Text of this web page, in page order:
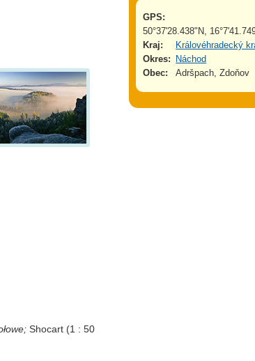
Shocart (1 : 50
GPS:
50°37'28.438"N,
Kraj:
Královéhradecký
Okres:
Náchod
Obec:
Adršpach, Zdoňov